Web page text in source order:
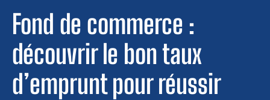
Fond de commerce :
découvrir le bon taux
d’emprunt pour réussir